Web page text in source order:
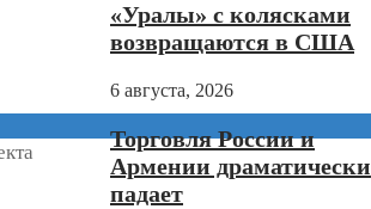
«Уралы» с колясками
возвращаются в США
6 августа, 2026
Торговля России и
Армении драматически
падает